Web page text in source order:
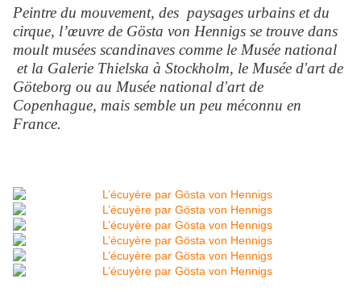
Peintre du mouvement, des paysages urbains et du
cirque, l’œuvre de Gösta von Hennigs se trouve dans
moult musées scandinaves comme le Musée national
et la Galerie Thielska à Stockholm, le Musée d'art de
Göteborg ou au Musée national d'art de
Copenhague, mais semble un peu méconnu en
France.